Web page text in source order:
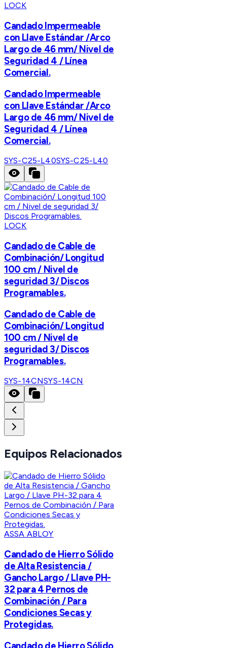
LOCK
Candado Impermeable
con Llave Estándar /Arco
Largo de 46 mm/ Nivel de
Seguridad 4 / Línea
Comercial.
Candado Impermeable
con Llave Estándar /Arco
Largo de 46 mm/ Nivel de
Seguridad 4 / Línea
Comercial.
SYS-C25-L40SYS-C25-L40
LOCK
Candado de Cable de
Combinación/ Longitud
100 cm / Nivel de
seguridad 3/ Discos
Programables.
Candado de Cable de
Combinación/ Longitud
100 cm / Nivel de
seguridad 3/ Discos
Programables.
SYS-14CNSYS-14CN
Equipos Relacionados
ASSA ABLOY
Candado de Hierro Sólido
de Alta Resistencia /
Gancho Largo / Llave PH-
32 para 4 Pernos de
Combinación / Para
Condiciones Secas y
Protegidas.
Candado de Hierro Sólido